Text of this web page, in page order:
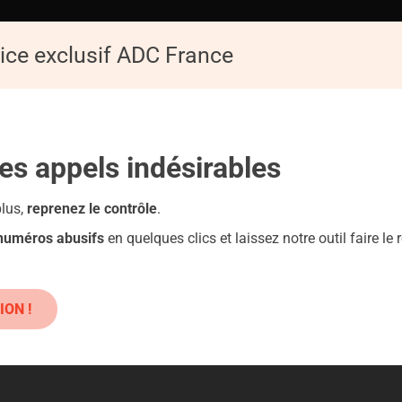
classiques : danger !
: Danger !
exclusif ADC France
appels indésirables
reprenez le contrôle.
abusifs en quelques clics et laissez notre outil faire le
!